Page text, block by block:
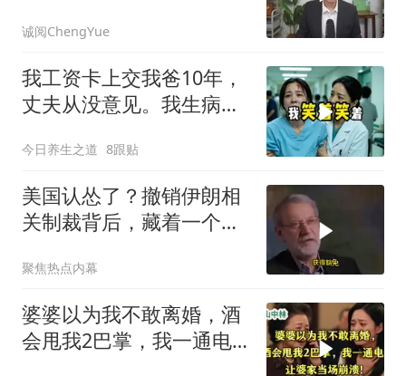
诚阅ChengYue
我工资卡上交我爸10年，
丈夫从没意见。我生病住
今日养生之道 8跟贴
美国认怂了？撤销伊朗相
关制裁背后，藏着一个说
聚焦热点内幕
婆婆以为我不敢离婚，酒
会甩我2巴掌，我一通电